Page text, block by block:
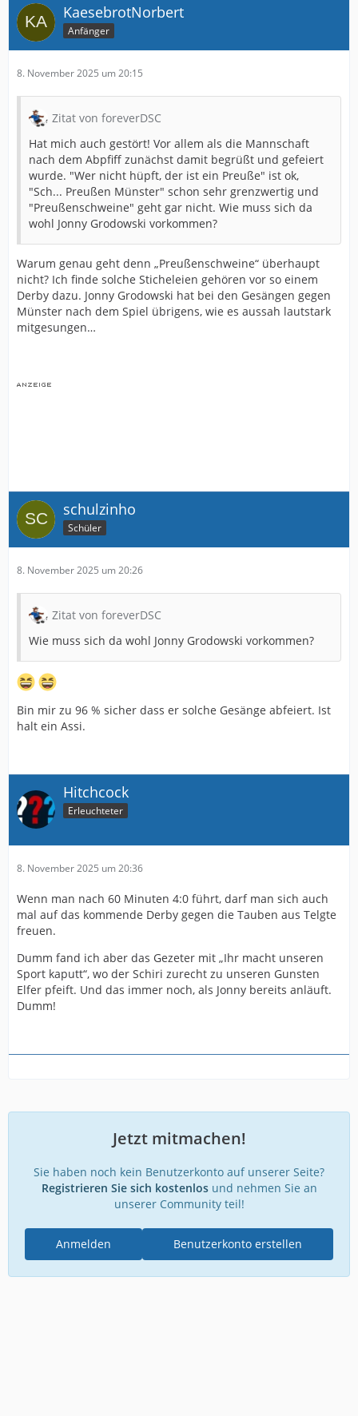
KaesebrotNorbert
Anfänger
8. November 2025 um 20:15
Zitat von foreverDSC
Hat mich auch gestört! Vor allem als die Mannschaft
nach dem Abpfiff zunächst damit begrüßt und gefeiert
wurde. "Wer nicht hüpft, der ist ein Preuße" ist ok,
"Sch... Preußen Münster" schon sehr grenzwertig und
"Preußenschweine" geht gar nicht. Wie muss sich da
wohl Jonny Grodowski vorkommen?
Warum genau geht denn „Preußenschweine“ überhaupt
nicht? Ich finde solche Sticheleien gehören vor so einem
Derby dazu. Jonny Grodowski hat bei den Gesängen gegen
Münster nach dem Spiel übrigens, wie es aussah lautstark
mitgesungen…
schulzinho
Schüler
8. November 2025 um 20:26
Zitat von foreverDSC
Wie muss sich da wohl Jonny Grodowski vorkommen?
Bin mir zu 96 % sicher dass er solche Gesänge abfeiert. Ist
halt ein Assi.
Hitchcock
Erleuchteter
8. November 2025 um 20:36
Wenn man nach 60 Minuten 4:0 führt, darf man sich auch
mal auf das kommende Derby gegen die Tauben aus Telgte
freuen.
Dumm fand ich aber das Gezeter mit „Ihr macht unseren
Sport kaputt“, wo der Schiri zurecht zu unseren Gunsten
Elfer pfeift. Und das immer noch, als Jonny bereits anläuft.
Dumm!
Jetzt mitmachen!
Sie haben noch kein Benutzerkonto auf unserer Seite?
Registrieren Sie sich kostenlosund nehmen Sie an
unserer Community teil!
Benutzerkonto erstellen
Anmelden